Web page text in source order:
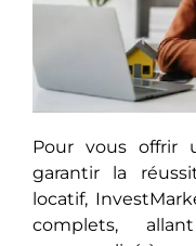
Pour vous offrir
garantir la
locatif,
complets,